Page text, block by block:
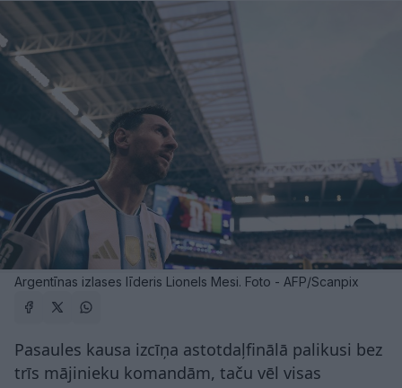
Argentīnas izlases līderis Lionels Mesi. Foto - AFP/Scanpix
Pasaules kausa izcīņa astotdaļfinālā palikusi bez
trīs mājinieku komandām, taču vēl visas